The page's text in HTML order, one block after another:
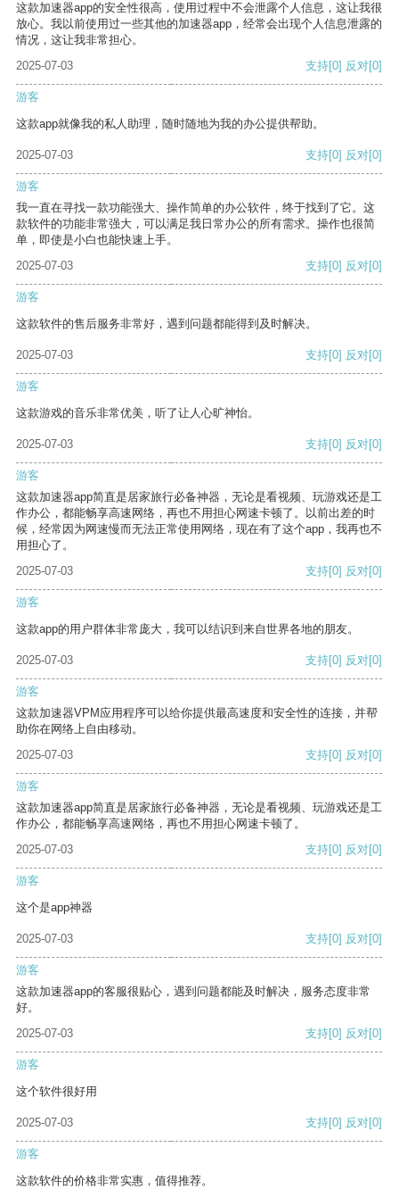
这款加速器app的安全性很高，使用过程中不会泄露个人信息，这让我很
放心。我以前使用过一些其他的加速器app，经常会出现个人信息泄露的
情况，这让我非常担心。
2025-07-03
支持[0] 反对[0]
游客
这款app就像我的私人助理，随时随地为我的办公提供帮助。
2025-07-03 支持[0] 反对[0]
游客
我一直在寻找一款功能强大、操作简单的办公软件，终于找到了它。这
款软件的功能非常强大，可以满足我日常办公的所有需求。操作也很简
单，即使是小白也能快速上手。
2025-07-03
支持[0] 反对[0]
游客
这款软件的售后服务非常好，遇到问题都能得到及时解决。
2025-07-03 支持[0] 反对[0]
游客
这款游戏的音乐非常优美，听了让人心旷神怡。
2025-07-03 支持[0] 反对[0]
游客
这款加速器app简直是居家旅行必备神器，无论是看视频、玩游戏还是工
作办公，都能畅享高速网络，再也不用担心网速卡顿了。以前出差的时
候，经常因为网速慢而无法正常使用网络，现在有了这个app，我再也不
用担心了。
2025-07-03
支持[0] 反对[0]
游客
这款app的用户群体非常庞大，我可以结识到来自世界各地的朋友。
2025-07-03 支持[0] 反对[0]
游客
这款加速器VPM应用程序可以给你提供最高速度和安全性的连接，并帮
助你在网络上自由移动。
2025-07-03
支持[0] 反对[0]
游客
这款加速器app简直是居家旅行必备神器，无论是看视频、玩游戏还是工
作办公，都能畅享高速网络，再也不用担心网速卡顿了。
2025-07-03
支持[0] 反对[0]
游客
这个是app神器
2025-07-03 支持[0] 反对[0]
游客
这款加速器app的客服很贴心，遇到问题都能及时解决，服务态度非常
好。
2025-07-03
支持[0] 反对[0]
游客
这个软件很好用
2025-07-03 支持[0] 反对[0]
游客
这款软件的价格非常实惠，值得推荐。